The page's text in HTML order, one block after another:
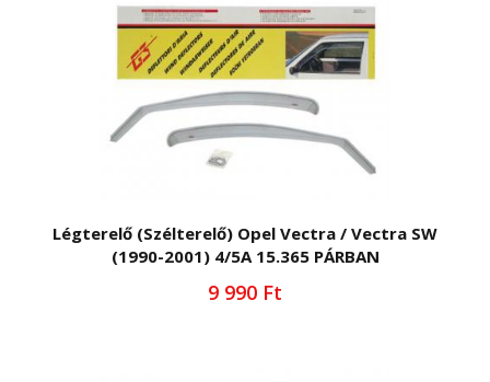
Légterelő (Szélterelő) Opel Vectra / Vectra SW
(1990-2001) 4/5A 15.365 PÁRBAN
9 990 Ft